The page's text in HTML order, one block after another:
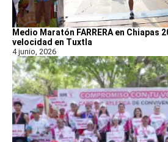
Medio Maratón FARRERA en Chiapas
velocidad en Tuxtla
4 junio, 2026